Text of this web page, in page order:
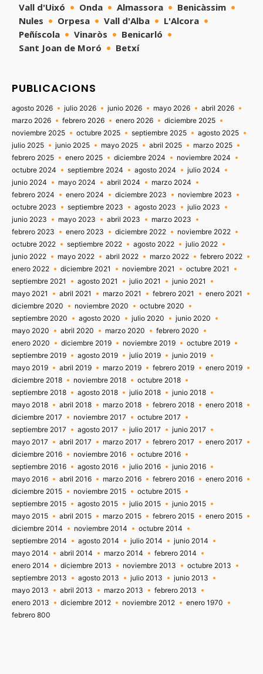
Vall d'Uixó
Onda Almassora
Benicàssim
Nules
Orpesa Vall d'Alba
L'Alcora
Peñíscola
Vinaròs
Benicarló
Sant Joan de Moró
Betxí
PUBLICACIONS
agosto 2026 julio 2026 junio 2026 mayo 2026
abril 2026
marzo 2026
febrero 2026 enero 2026
diciembre 2025
noviembre 2025
octubre 2025 septiembre 2025
agosto 2025
julio 2025
junio 2025 mayo 2025 abril 2025
marzo 2025
febrero 2025
enero 2025 diciembre 2024
noviembre 2024
octubre 2024
septiembre 2024 agosto 2024
julio 2024
junio 2024
mayo 2024 abril 2024
marzo 2024
febrero 2024
enero 2024 diciembre 2023
noviembre 2023
octubre 2023
septiembre 2023 agosto 2023
julio 2023
junio 2023
mayo 2023 abril 2023
marzo 2023
febrero 2023
enero 2023 diciembre 2022
noviembre 2022
octubre 2022
septiembre 2022 agosto 2022
julio 2022
junio 2022
mayo 2022 abril 2022 marzo 2022
febrero 2022
enero 2022
diciembre 2021 noviembre 2021
octubre 2021
septiembre 2021
agosto 2021 julio 2021
junio 2021
mayo 2021
abril 2021 marzo 2021 febrero 2021
enero 2021
diciembre 2020
noviembre 2020
octubre 2020
septiembre 2020
agosto 2020 julio 2020
junio 2020
mayo 2020
abril 2020 marzo 2020
febrero 2020
enero 2020
diciembre 2019 noviembre 2019
octubre 2019
septiembre 2019
agosto 2019 julio 2019
junio 2019
mayo 2019
abril 2019 marzo 2019 febrero 2019
enero 2019
diciembre 2018
noviembre 2018
octubre 2018
septiembre 2018
agosto 2018 julio 2018
junio 2018
mayo 2018
abril 2018 marzo 2018 febrero 2018
enero 2018
diciembre 2017
noviembre 2017
octubre 2017
septiembre 2017
agosto 2017 julio 2017
junio 2017
mayo 2017
abril 2017 marzo 2017 febrero 2017
enero 2017
diciembre 2016
noviembre 2016
octubre 2016
septiembre 2016
agosto 2016 julio 2016
junio 2016
mayo 2016
abril 2016 marzo 2016 febrero 2016
enero 2016
diciembre 2015
noviembre 2015
octubre 2015
septiembre 2015
agosto 2015 julio 2015
junio 2015
mayo 2015
abril 2015 marzo 2015 febrero 2015
enero 2015
diciembre 2014
noviembre 2014
octubre 2014
septiembre 2014
agosto 2014 julio 2014
junio 2014
mayo 2014
abril 2014 marzo 2014
febrero 2014
enero 2014
diciembre 2013 noviembre 2013
octubre 2013
septiembre 2013
agosto 2013 julio 2013
junio 2013
mayo 2013
abril 2013 marzo 2013
febrero 2013
enero 2013
diciembre 2012 noviembre 2012
enero 1970
febrero 800